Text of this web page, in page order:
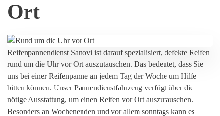
Ort
Reifenpannendienst Sanovi ist darauf spezialisiert, defekte Reifen
rund um die Uhr vor Ort auszutauschen. Das bedeutet, dass Sie
uns bei einer Reifenpanne an jedem Tag der Woche um Hilfe
bitten können. Unser Pannendienstfahrzeug verfügt über die
nötige Ausstattung, um einen Reifen vor Ort auszutauschen.
Besonders an Wochenenden und vor allem sonntags kann es